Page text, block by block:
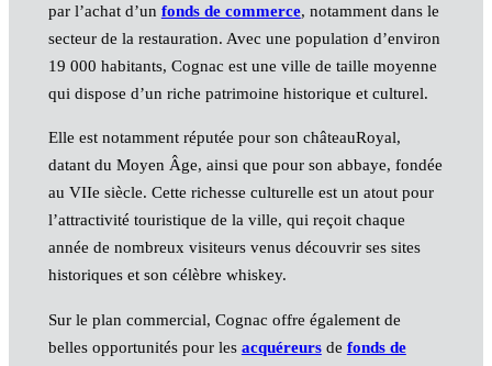
par l’achat d’un fonds de commerce, notamment dans le
secteur de la restauration. Avec une population d’environ
19 000 habitants, Cognac est une ville de taille moyenne
qui dispose d’un riche patrimoine historique et culturel.
Elle est notamment réputée pour son châteauRoyal,
datant du Moyen Âge, ainsi que pour son abbaye, fondée
au VIIe siècle. Cette richesse culturelle est un atout pour
l’attractivité touristique de la ville, qui reçoit chaque
année de nombreux visiteurs venus découvrir ses sites
historiques et son célèbre whiskey.
Sur le plan commercial, Cognac offre également de
belles opportunités pour les acquéreursde fonds de